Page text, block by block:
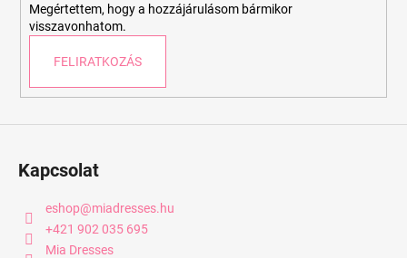
Megértettem, hogy a hozzájárulásom bármikor
visszavonhatom.
FELIRATKOZÁS
Kapcsolat
eshop@miadresses.hu
+421 902 035 695
Mia Dresses